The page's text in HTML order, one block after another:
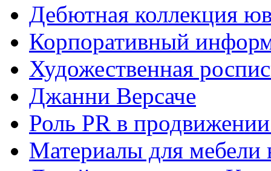
Дебютная коллекция
Корпоративный
Художественная
Джанни Версаче
Роль PR в
Материалы для мебели